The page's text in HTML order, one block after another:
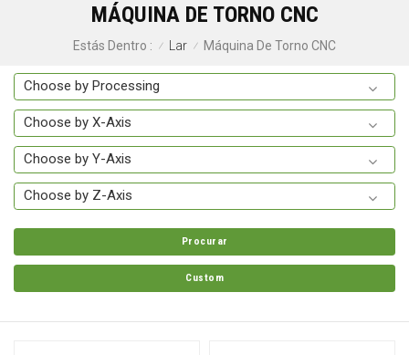
MÁQUINA DE TORNO CNC
Estás Dentro : / Lar / Máquina De Torno CNC
Procurar
Custom